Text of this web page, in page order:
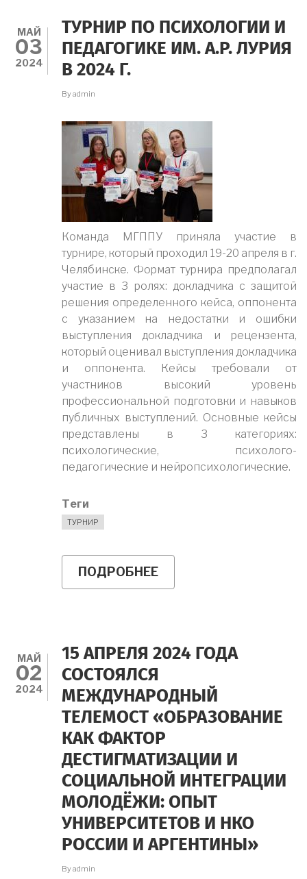
КОНФЕРЕНЦИИ
1
ИЮНЯ
В
МАЙ
03
2024
ТУРНИР ПО ПСИХОЛОГИИ И
ПЕДАГОГИКЕ ИМ. А.Р. ЛУРИЯ
В 2024 Г.
Byadmin
Команда МГППУ приняла участие в
турнире, который проходил 19-20 апреля в г.
Челябинске. Формат турнира предполагал
участие в 3 ролях: докладчика с защитой
решения определенного кейса, оппонента
с указанием на недостатки и ошибки
выступления докладчика и рецензента,
который оценивал выступления докладчика
и оппонента. Кейсы требовали от
участников высокий уровень
профессиональной подготовки и навыков
публичных выступлений. Основные кейсы
представлены в 3 категориях:
психологические, психолого-
педагогические и нейропсихологические.
Теги
ТУРНИР
ПОДРОБНЕЕ
ТУРНИР
ИМ.
А.Р.
2024
Г.
МАЙ
02
2024
15 АПРЕЛЯ 2024 ГОДА
СОСТОЯЛСЯ
МЕЖДУНАРОДНЫЙ
ТЕЛЕМОСТ «ОБРАЗОВАНИЕ
КАК ФАКТОР
ДЕСТИГМАТИЗАЦИИ И
СОЦИАЛЬНОЙ ИНТЕГРАЦИИ
МОЛОДЁЖИ: ОПЫТ
УНИВЕРСИТЕТОВ И НКО
РОССИИ И АРГЕНТИНЫ»
Byadmin